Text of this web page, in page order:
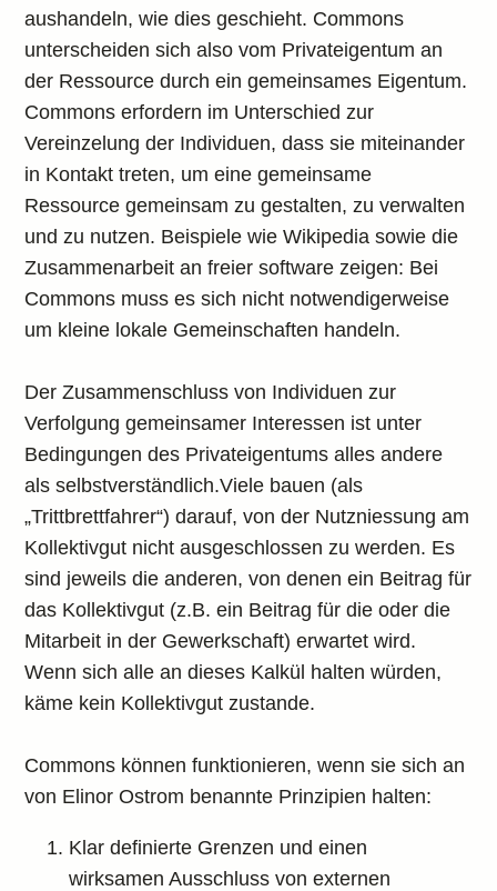
aushandeln, wie dies geschieht. Commons
unterscheiden sich also vom Privateigentum an
der Ressource durch ein gemeinsames Eigentum.
Commons erfordern im Unterschied zur
Vereinzelung der Individuen, dass sie miteinander
in Kontakt treten, um eine gemeinsame
Ressource gemeinsam zu gestalten, zu verwalten
und zu nutzen. Beispiele wie Wikipedia sowie die
Zusammenarbeit an freier software zeigen: Bei
Commons muss es sich nicht notwendigerweise
um kleine lokale Gemeinschaften handeln.
Der Zusammenschluss von Individuen zur
Verfolgung gemeinsamer Interessen ist unter
Bedingungen des Privateigentums alles andere
als selbstverständlich.Viele bauen (als
„Trittbrettfahrer“) darauf, von der Nutzniessung am
Kollektivgut nicht ausgeschlossen zu werden. Es
sind jeweils die anderen, von denen ein Beitrag für
das Kollektivgut (z.B. ein Beitrag für die oder die
Mitarbeit in der Gewerkschaft) erwartet wird.
Wenn sich alle an dieses Kalkül halten würden,
käme kein Kollektivgut zustande.
Commons können funktionieren, wenn sie sich an
von Elinor Ostrom benannte Prinzipien halten:
Klar definierte Grenzen und einen
wirksamen Ausschluss von externen